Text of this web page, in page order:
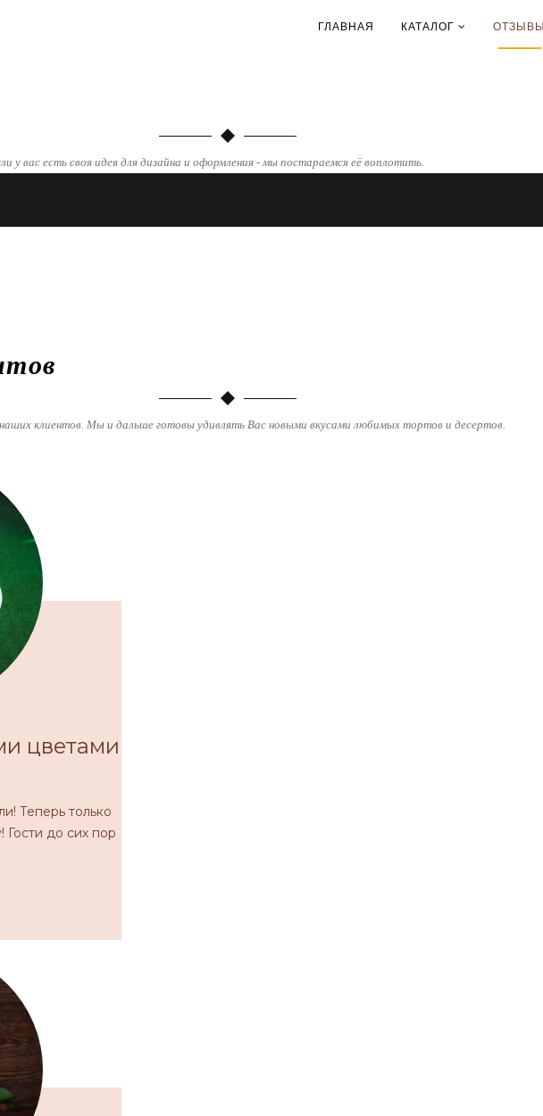
ГЛАВНАЯ КАТАЛОГ ОТЗЫВЫ
у вас есть своя идея для дизайна и оформления - мы постараемся её воплотить.
клиентов. Мы и дальше готовы удивлять Вас новыми вкусами любимых тортов и десертов.
цветами
Теперь только
Гости до сих пор